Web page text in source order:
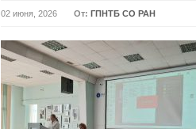
02 июня, 2026 От: ГПНТБ СО РАН